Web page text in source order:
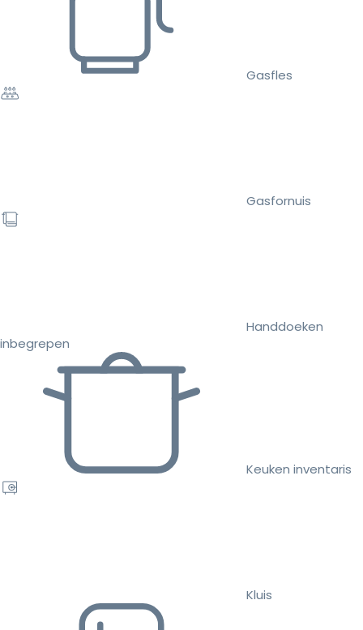
Gasfles
Gasfornuis
Handdoeken
inbegrepen
Keuken inventaris
Kluis